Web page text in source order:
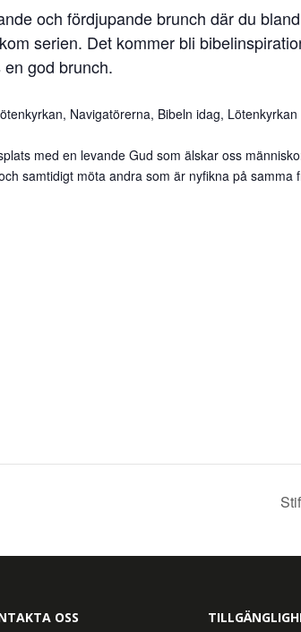
och fördjupande brunch där du
serien. Det kommer bli
god brunch.
Navigatörerna, Bibeln idag,
med en levande Gud som älskar oss
samtidigt möta andra som är nyfikna på samma
OSS